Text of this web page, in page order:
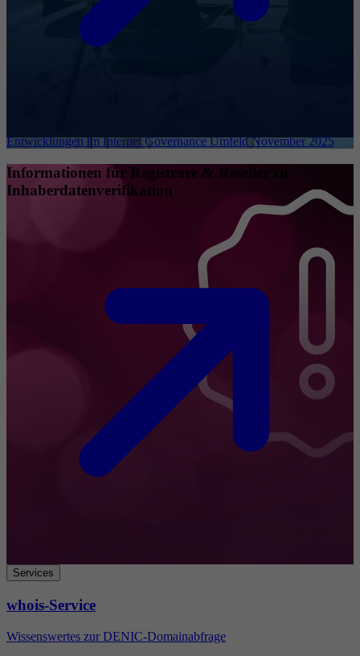
Entwicklungen im Internet Governance Umfeld November 2025
Informationen für Registrare & Reseller zu
Inhaberdatenverifikation
Services
whois-Service
Wissenswertes zur DENIC-Domainabfrage